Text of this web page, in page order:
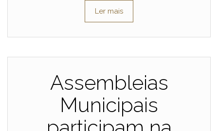
Ler mais
Assembleias
Municipais